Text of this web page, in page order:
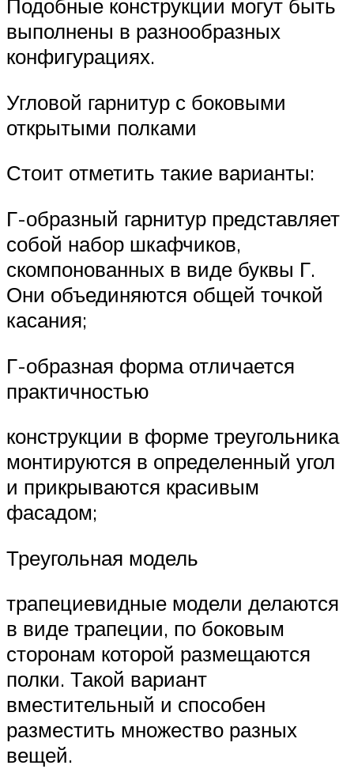
Подобные конструкции могут быть
выполнены в разнообразных
конфигурациях.
Угловой гарнитур с боковыми
открытыми полками
Стоит отметить такие варианты:
Г-образный гарнитур представляет
собой набор шкафчиков,
скомпонованных в виде буквы Г.
Они объединяются общей точкой
касания;
Г-образная форма отличается
практичностью
конструкции в форме треугольника
монтируются в определенный угол
и прикрываются красивым
фасадом;
Треугольная модель
трапециевидные модели делаются
в виде трапеции, по боковым
сторонам которой размещаются
полки. Такой вариант
вместительный и способен
разместить множество разных
вещей.